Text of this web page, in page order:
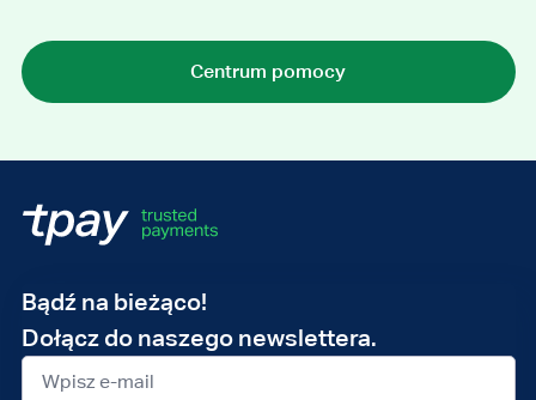
Centrum pomocy
Bądź na bieżąco!
Dołącz do naszego newslettera.
Adres
e-
mail